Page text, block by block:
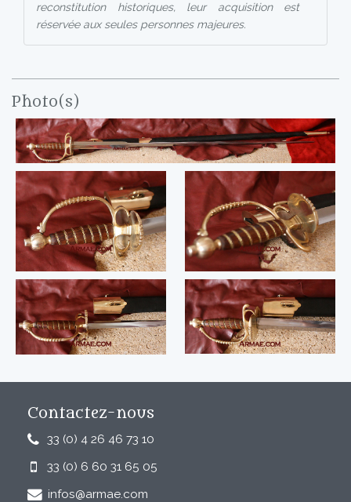
reconstitution historiques, leur acquisition est
réservée aux seules personnes majeures.
Photo(s)
Contactez-nous
33 (0) 4 26 46 73 10
33 (0) 6 60 31 65 05
infos@armae.com